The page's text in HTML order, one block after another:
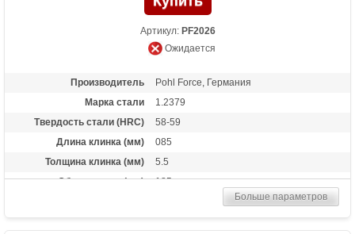
Артикул: PF2026
Ожидается
Производитель
Pohl Force, Германия
Марка стали
1.2379
Твердость стали (HRC)
58-59
Длина клинка (мм)
085
Толщина клинка (мм)
5.5
Общая длина (мм)
185
Комплект
Kydex
Больше параметров